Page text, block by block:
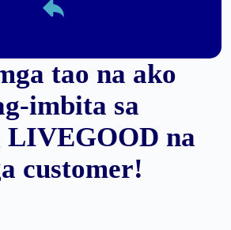
tao na ako
imbita sa
LIVEGOOD na
customer!